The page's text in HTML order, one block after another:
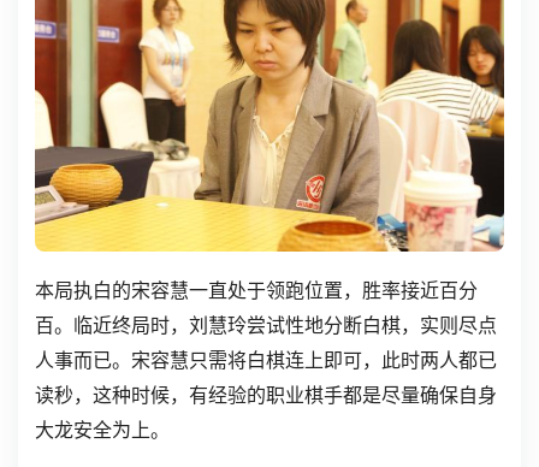
本局执白的宋容慧一直处于领跑位置，胜率接近百分
百。临近终局时，刘慧玲尝试性地分断白棋，实则尽点
人事而已。宋容慧只需将白棋连上即可，此时两人都已
读秒，这种时候，有经验的职业棋手都是尽量确保自身
大龙安全为上。